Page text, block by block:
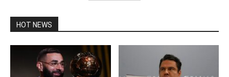
HOT NEWS